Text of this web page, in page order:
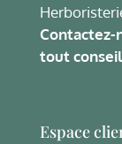
Contactez-
tout
Espace